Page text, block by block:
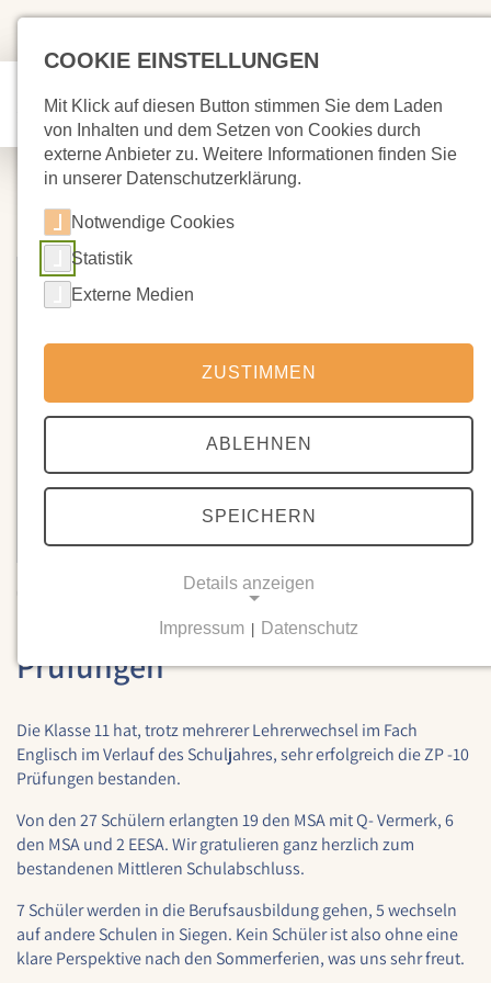
Sehr erfolgreiche ZP 10 -
Prüfungen
Die Klasse 11 hat, trotz mehrerer Lehrerwechsel im Fach
Englisch im Verlauf des Schuljahres, sehr erfolgreich die ZP -10
Prüfungen bestanden.
Von den 27 Schülern erlangten 19 den MSA mit Q- Vermerk, 6
den MSA und 2 EESA. Wir gratulieren ganz herzlich zum
bestandenen Mittleren Schulabschluss.
7 Schüler werden in die Berufsausbildung gehen, 5 wechseln
auf andere Schulen in Siegen. Kein Schüler ist also ohne eine
klare Perspektive nach den Sommerferien, was uns sehr freut.
COOKIE EINSTELLUNGEN
Mit Klick auf diesen Button stimmen Sie dem Laden
von Inhalten und dem Setzen von Cookies durch
externe Anbieter zu. Weitere Informationen finden Sie
in unserer Datenschutzerklärung.
Notwendige Cookies
Statistik
Externe Medien
ZUSTIMMEN
ABLEHNEN
SPEICHERN
Details anzeigen
Notwendige Cookies ermöglichen grundlegende
der Website erforderlich.
Einverständnis-Cookie
Name:
cookie_consent
Dieser Cookie speichert die ausgewählten
Einverständnis-Optionen des Benutzers
Cookie Laufzeit:
Impressum Datenschutz